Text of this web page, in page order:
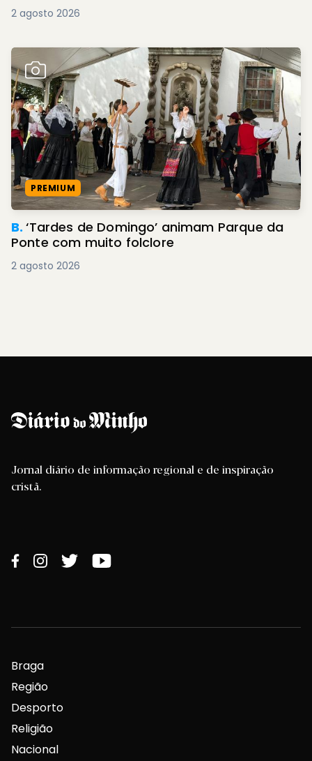
2 agosto 2026
PREMIUM
B.‘Tardes de Domingo’ animam Parque da
Ponte com muito folclore
2 agosto 2026
Jornal diário de informação regional e de inspiração
cristã.
Braga
Região
Desporto
Religião
Nacional